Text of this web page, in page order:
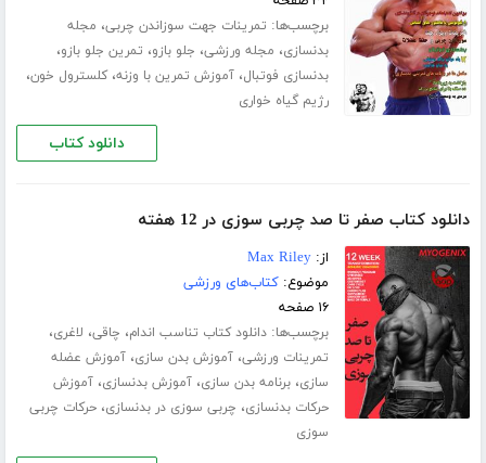
برچسب‌ها: تمرینات جهت سوزاندن چربی، مجله
بدنسازی، مجله ورزشی، جلو بازو، تمرین جلو بازو،
بدنسازی فوتبال،آموزش تمرین با وزنه،کلسترول خون،
رژیم گیاه خواری
دانلود کتاب
دانلود کتاب صفر تا صد چربی سوزی در 12 هفته
از:Max Riley
موضوع:کتاب‌های ورزشی
۱۶ صفحه
برچسب‌ها:دانلود کتاب تناسب اندام، چاقی، لاغری،
تمرینات ورزشی،آموزش بدن سازی،آموزش عضله
سازی،برنامه بدن سازی،آموزش بدنسازی،آموزش
حرکات بدنسازی، چربی سوزی در بدنسازی،حرکات چربی
سوزی